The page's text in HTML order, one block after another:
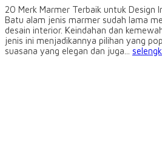
20 Merk Marmer Terbaik untuk Design
Batu alam jenis marmer sudah lama
desain interior. Keindahan dan
jenis ini menjadikannya pilihan yang
suasana yang elegan dan juga...